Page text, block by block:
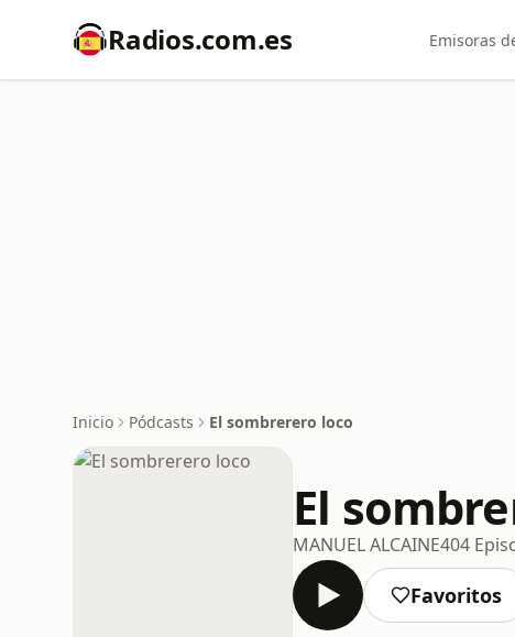
Radios.com.es Emisoras
Inicio Pódcasts El sombrerero loco
El
MANUEL ALCAINE404
Favoritos